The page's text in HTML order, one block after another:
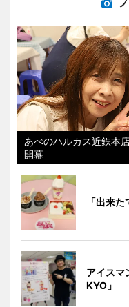
あべのハルカス近鉄本
開幕
「出来
アイスマ
KYO」